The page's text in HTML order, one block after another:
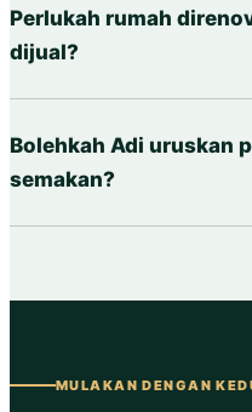
Perlukah rumah
dijual?
Bolehkah Adi uruskan
semakan?
MULAKAN DENGAN